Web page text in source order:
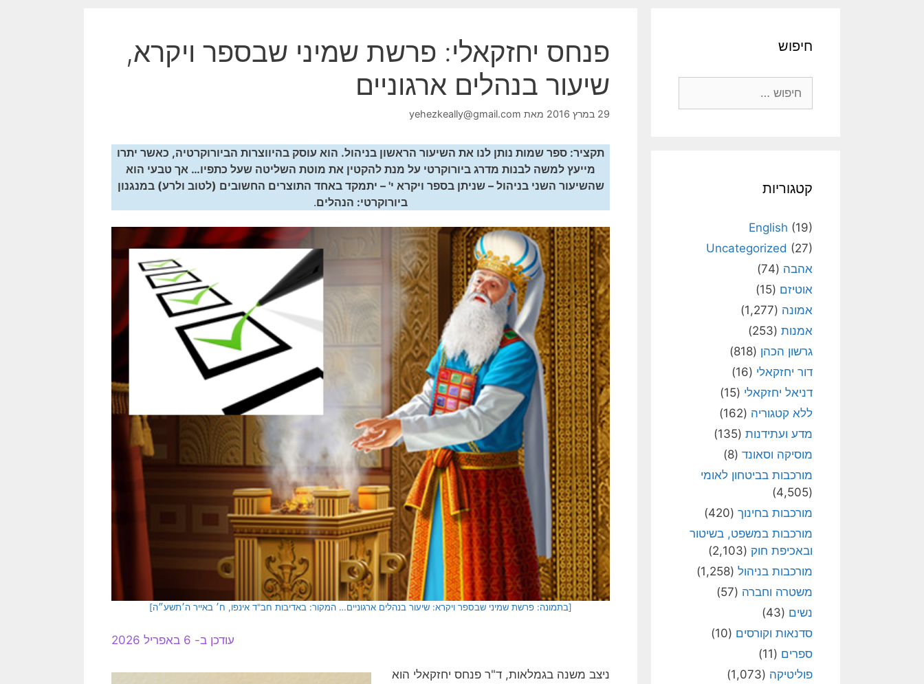
פנחס יחזקאלי: פרשת שמיני שבספר ויקרא,
שיעור בנהלים ארגוניים
29 במרץ 2016 מאת yehezkeally@gmail.com
תקציר: ספר שמות נותן לנו את השיעור הראשון בניהול. הוא עוסק בהיווצרות הביורוקרטיה, כאשר יתרו
מייעץ למשה לבנות מדרג ביורוקרטי על מנת להקטין את מוטת השליטה שעל כתפיו… אך טבעי הוא
שהשיעור השני בניהול – שניתן בספר ויקרא י' – יתמקד באחד התוצרים החשובים (לטוב ולרע) במנגנון
ביורוקרטי: הנהלים.
[בתמונה: פרשת שמיני שבספר ויקרא: שיעור בנהלים ארגוניים… המקור: באדיבות חב"ד אינפו, ח׳ באייר ה׳תשע״ה]
עודכן ב- 6 באפריל 2026
ניצב משנה בגמלאות, ד"ר פנחס יחזקאלי הוא
חיפוש
קטגוריות
English (19)
Uncategorized (27)
אהבה (74)
אוטיזם (15)
אמונה (1,277)
אמנות (253)
גרשון הכהן (818)
דור יחזקאלי (16)
דניאל יחזקאלי (15)
ללא קטגוריה (162)
מדע ועתידנות (135)
מוסיקה וסאונד (8)
מורכבות בביטחון לאומי
(4,505)
מורכבות בחינוך (420)
מורכבות במשפט, בשיטור
ובאכיפת חוק (2,103)
מורכבות בניהול (1,258)
משטרה וחברה (57)
נשים (43)
סדנאות וקורסים (10)
ספרים (11)
פוליטיקה (1,073)